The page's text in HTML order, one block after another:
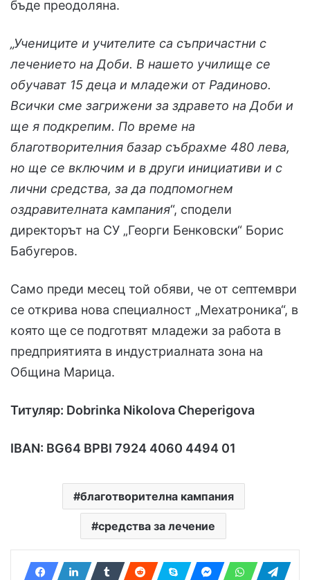
бъде преодоляна.
„Учениците и учителите са съпричастни с
лечението на Доби. В нашето училище се
обучават 15 деца и младежи от Радиново.
Всички сме загрижени за здравето на Доби и
ще я подкрепим. По време на
благотворителния базар събрахме 480 лева,
но ще се включим и в други инициативи и с
лични средства, за да подпомогнем
оздравителната кампания“, сподели
директорът на СУ „Георги Бенковски“ Борис
Бабугеров.
Само преди месец той обяви, че от септември
се открива нова специалност „Мехатроника“, в
която ще се подготвят младежи за работа в
предприятията в индустриалната зона на
Община Марица.
Титуляр: Dobrinka Nikolova Cheperigova
IBAN: BG64 BPBI 7924 4060 4494 01
благотворителна кампания
средства за лечение